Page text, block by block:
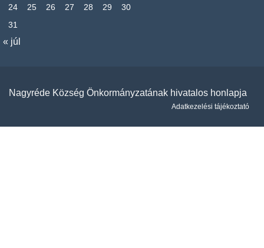
24
25 26 27 28 29
30
31
« júl
Nagyréde Község Önkormányzatának hivatalos honlapja
Adatkezelési tájékoztató